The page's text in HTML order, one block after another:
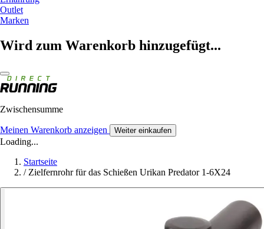
Outlet
Marken
Wird zum Warenkorb hinzugefügt...
Zwischensumme
Meinen Warenkorb anzeigen Weiter einkaufen
Loading...
Startseite
/ Zielfernrohr für das Schießen Urikan Predator 1-6X24